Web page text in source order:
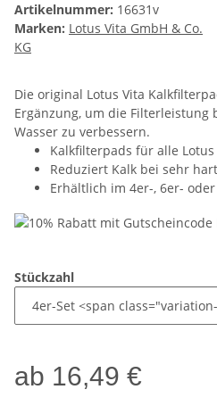
Artikelnummer: 16631v
Marken: Lotus Vita GmbH & Co.
KG
Die original Lotus Vita
Ergänzung, um die Filterleistung
Wasser zu verbessern.
Kalkfilterpads für alle
Reduziert Kalk bei sehr
Erhältlich im 4er-, 6er- oder
Stückzahl
ab 16,49 €